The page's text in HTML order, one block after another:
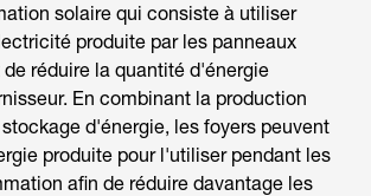
solaire qui consiste à utiliser
produite par les panneaux
réduire la quantité d'énergie
En combinant la production
d'énergie, les foyers peuvent
produite pour l'utiliser pendant les
afin de réduire davantage les